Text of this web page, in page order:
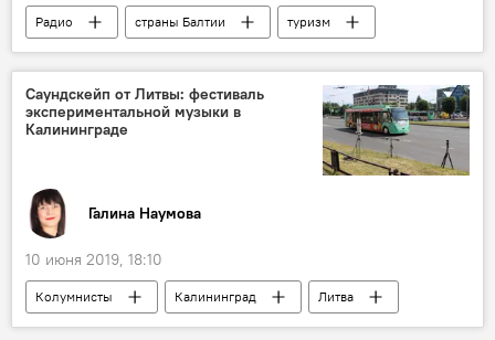
Радио страны Балтии туризм
Саундскейп от Литвы: фестиваль
экспериментальной музыки в
Калининграде
Галина Наумова
10 июня 2019, 18:10
Колумнисты Калининград
Литва
фестиваль